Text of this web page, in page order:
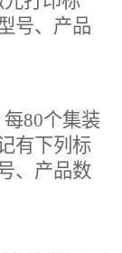
号、产品
每80个集装
有下列标
、产品数